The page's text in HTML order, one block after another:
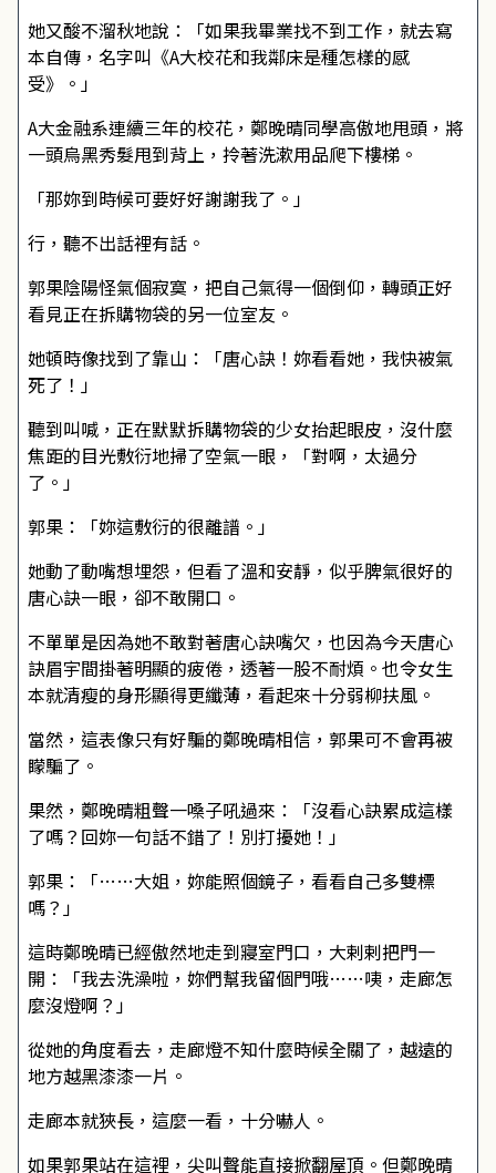
她又酸不溜秋地說：「如果我畢業找不到工作，就去寫
本自傳，名字叫《A大校花和我鄰床是種怎樣的感
受》。」
A大金融系連續三年的校花，鄭晚晴同學高傲地甩頭，將
一頭烏黑秀髮甩到背上，拎著洗漱用品爬下樓梯。
「那妳到時候可要好好謝謝我了。」
行，聽不出話裡有話。
郭果陰陽怪氣個寂寞，把自己氣得一個倒仰，轉頭正好
看見正在拆購物袋的另一位室友。
她頓時像找到了靠山：「唐心訣！妳看看她，我快被氣
死了！」
聽到叫喊，正在默默拆購物袋的少女抬起眼皮，沒什麼
焦距的目光敷衍地掃了空氣一眼，「對啊，太過分
了。」
郭果：「妳這敷衍的很離譜。」
她動了動嘴想埋怨，但看了溫和安靜，似乎脾氣很好的
唐心訣一眼，卻不敢開口。
不單單是因為她不敢對著唐心訣嘴欠，也因為今天唐心
訣眉宇間掛著明顯的疲倦，透著一股不耐煩。也令女生
本就清瘦的身形顯得更纖薄，看起來十分弱柳扶風。
當然，這表像只有好騙的鄭晚晴相信，郭果可不會再被
矇騙了。
果然，鄭晚晴粗聲一嗓子吼過來：「沒看心訣累成這樣
了嗎？回妳一句話不錯了！別打擾她！」
郭果：「……大姐，妳能照個鏡子，看看自己多雙標
嗎？」
這時鄭晚晴已經傲然地走到寢室門口，大剌剌把門一
開：「我去洗澡啦，妳們幫我留個門哦……咦，走廊怎
麼沒燈啊？」
從她的角度看去，走廊燈不知什麼時候全關了，越遠的
地方越黑漆漆一片。
走廊本就狹長，這麼一看，十分嚇人。
如果郭果站在這裡，尖叫聲能直接掀翻屋頂。但鄭晚晴